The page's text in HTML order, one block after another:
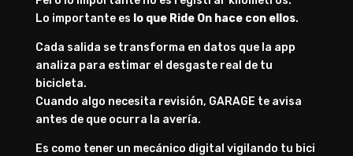
Lo importante es lo que Ride On hace con ellos.
Cada salida se transforma en datos que la app
analiza para estimar el desgaste real de tu
bicicleta.
Cuando algo necesita revisión, GARAGE te avisa
antes de que ocurra la avería.
Es como tener un mecánico digital vigilando tu bici